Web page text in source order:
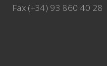
Fax (+34) 93 860 40 28